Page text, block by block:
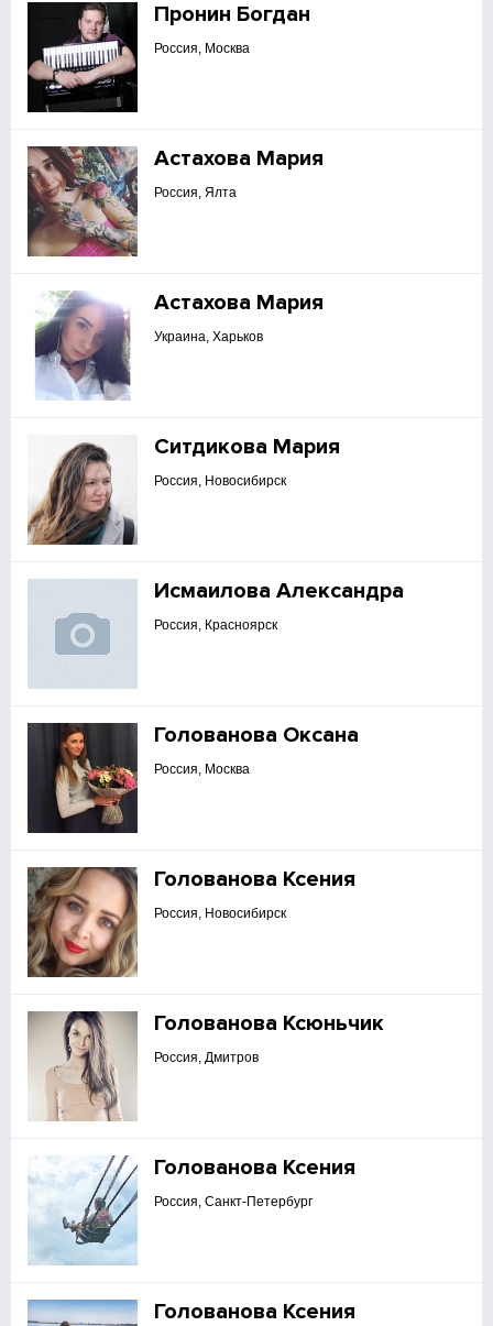
Пронин Богдан
Россия, Москва
Астахова Мария
Россия, Ялта
Астахова Мария
Украина, Харьков
Ситдикова Мария
Россия, Новосибирск
Исмаилова Александра
Россия, Красноярск
Голованова Оксана
Россия, Москва
Голованова Ксения
Россия, Новосибирск
Голованова Ксюньчик
Россия, Дмитров
Голованова Ксения
Россия, Санкт-Петербург
Голованова Ксения